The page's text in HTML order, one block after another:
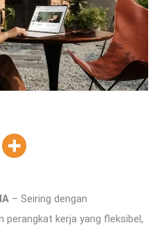
– Seiring dengan
perangkat kerja yang fleksibel,